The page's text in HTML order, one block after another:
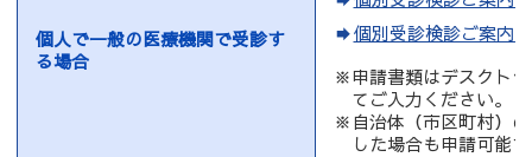
個人で一般の医療機関で受診す
る場合
個別受診検診ご案内
※申請書類はデスクト
てご入力ください。
※自治体（市区町村）
した場合も申請可能